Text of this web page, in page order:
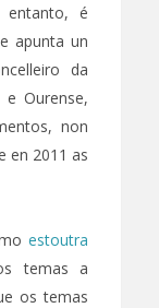
entanto, é
apunta un
da
Ourense,
non
en 2011 as
estoutra
temas a
os temas